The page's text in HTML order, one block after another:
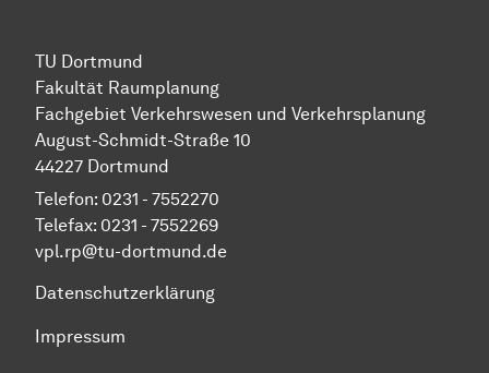
TU Dortmund
Fakultät Raumplanung
Fachgebiet Verkehrswesen und Verkehrsplanung
August-Schmidt-Straße 10
44227 Dortmund
Telefon: 0231 - 7552270
Telefax: 0231 - 7552269
vpl.rp@tu-dortmund.de
Datenschutzerklärung
Impressum